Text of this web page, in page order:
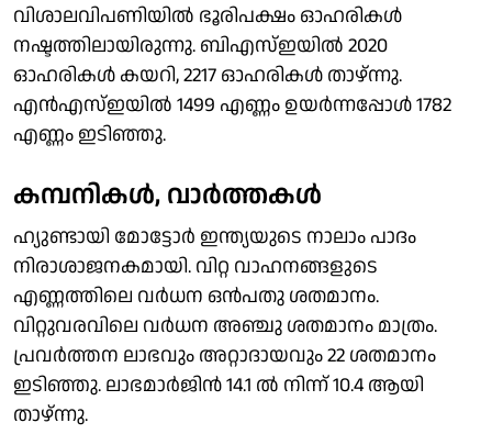
വിശാലവിപണിയിൽ ഭൂരിപക്ഷം ഓഹരികൾ
നഷ്ടത്തിലായിരുന്നു. ബിഎസ്ഇയിൽ 2020
ഓഹരികൾ കയറി, 2217 ഓഹരികൾ താഴ്ന്നു.
എൻഎസ്ഇയിൽ 1499 എണ്ണം ഉയർന്നപ്പോൾ 1782
എണ്ണം ഇടിഞ്ഞു.
കമ്പനികൾ, വാർത്തകൾ
ഹ്യുണ്ടായി മോട്ടോർ ഇന്ത്യയുടെ നാലാം പാദം
നിരാശാജനകമായി. വിറ്റ വാഹനങ്ങളുടെ
എണ്ണത്തിലെ വർധന ഒൻപതു ശതമാനം.
വിറ്റുവരവിലെ വർധന അഞ്ചു ശതമാനം മാത്രം.
പ്രവർത്തന ലാഭവും അറ്റാദായവും 22 ശതമാനം
ഇടിഞ്ഞു. ലാഭമാർജിൻ 14.1 ൽ നിന്ന് 10.4 ആയി
താഴ്ന്നു.